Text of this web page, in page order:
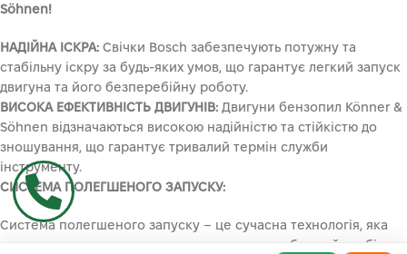
Söhnen!
НАДІЙНА ІСКРА: Свічки Bosch забезпечують потужну та
стабільну іскру за будь-яких умов, що гарантує легкий запуск
двигуна та його безперебійну роботу.
ВИСОКА ЕФЕКТИВНІСТЬ ДВИГУНІВ: Двигуни бензопил Könner &
Söhnen відзначаються високою надійністю та стійкістю до
зношування, що гарантує тривалий термін служби
інструменту.
СИСТЕМА ПОЛЕГШЕНОГО ЗАПУСКУ:
Система полегшеного запуску – це сучасна технологія, яка
значно спрощує процес запуску двигуна, роблячи його більш